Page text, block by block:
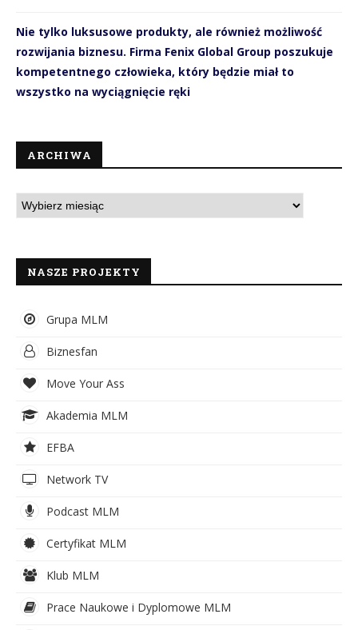
Nie tylko luksusowe produkty, ale również możliwość
rozwijania biznesu. Firma Fenix Global Group poszukuje
kompetentnego człowieka, który będzie miał to
wszystko na wyciągnięcie ręki
ARCHIWA
NASZE PROJEKTY
Grupa MLM
Biznesfan
Move Your Ass
Akademia MLM
EFBA
Network TV
Podcast MLM
Certyfikat MLM
Klub MLM
Prace Naukowe i Dyplomowe MLM